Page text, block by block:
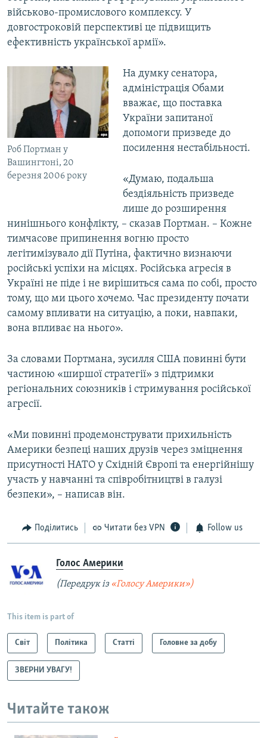
військово-промислового комплексу. У
довгостроковій перспективі це підвищить
ефективність української армії».
Роб Портман у
Вашингтоні, 20
березня 2006 року
На думку сенатора,
адміністрація Обами
вважає, що поставка
України запитаної
допомоги призведе до
посилення нестабільності.
«Думаю, подальша
бездіяльність призведе
лише до розширення
нинішнього конфлікту, – сказав Портман. – Кожне
тимчасове припинення вогню просто
легітимізувало дії Путіна, фактично визнаючи
російські успіхи на місцях. Російська агресія в
Україні не піде і не вирішиться сама по собі, просто
тому, що ми цього хочемо. Час президенту почати
самому впливати на ситуацію, а поки, навпаки,
вона впливає на нього».
За словами Портмана, зусилля США повинні бути
частиною «ширшої стратегії» з підтримки
регіональних союзників і стримування російської
агресії.
«Ми повинні продемонструвати прихильність
Америки безпеці наших друзів через зміцнення
присутності НАТО у Східній Європі та енергійнішу
участь у навчанні та співробітництві в галузі
безпеки», – написав він.
Поділитись Читати без VPN Follow us
Голос Америки
(Передрук із «Голосу Америки»)
This item is part of
Світ Політика Статті Головне за добу
ЗВЕРНИ УВАГУ!
Читайте також